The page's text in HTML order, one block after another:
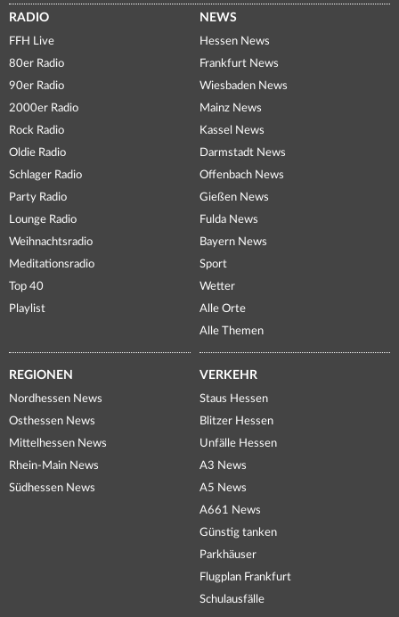
RADIO
FFH Live
80er Radio
90er Radio
2000er Radio
Rock Radio
Oldie Radio
Schlager Radio
Party Radio
Lounge Radio
Weihnachtsradio
Meditationsradio
Top 40
Playlist
NEWS
Hessen News
Frankfurt News
Wiesbaden News
Mainz News
Kassel News
Darmstadt News
Offenbach News
Gießen News
Fulda News
Bayern News
Sport
Wetter
Alle Orte
Alle Themen
REGIONEN
Nordhessen News
Osthessen News
Mittelhessen News
Rhein-Main News
Südhessen News
VERKEHR
Staus Hessen
Blitzer Hessen
Unfälle Hessen
A3 News
A5 News
A661 News
Günstig tanken
Parkhäuser
Flugplan Frankfurt
Schulausfälle